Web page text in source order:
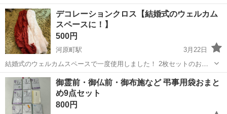
宮城 登米市 冠婚葬祭 結婚式
デコレーションクロス【結婚式のウェルカム
スペースに！】
500円
河原町駅
3月22日
結婚式のウェルカムスペースで一度使用しました！ 2枚セットのお値
段です。 暖色のイメージであればこのままのセットで可愛く仕上がる
と思います！ 一枚ずつのお取引も相談可能です。
宮城 仙台市 河原町駅 冠婚葬祭 結婚式
御霊前・御仏前・御布施など 弔事用袋おまと
め9点セット
800円